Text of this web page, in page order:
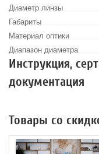
Диаметр линзы
Габариты
Материал оптики
Диапазон диаметра
Инструкция,
документация
Товары со